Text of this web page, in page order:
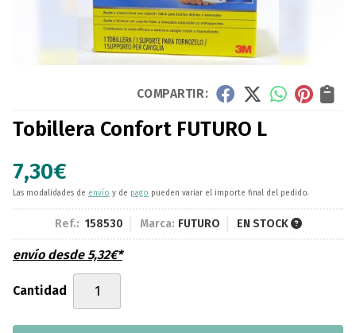
COMPARTIR:
Tobillera Confort FUTURO L
7,30€
Las modalidades de envío y de pago pueden variar el importe final del pedido.
Ref.: 158530 Marca: FUTURO EN STOCK
envío desde5,32€*
Cantidad